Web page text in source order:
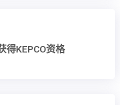
得KEPCO资格